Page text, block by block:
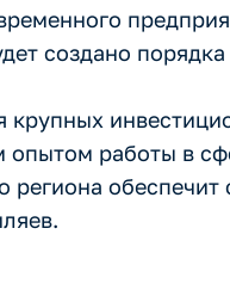
создано
опытом работы в
обеспечит